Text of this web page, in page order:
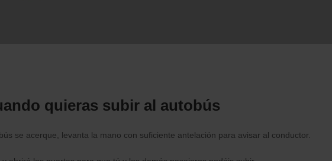
quieras subir al autobús
se acerque, levanta la mano con suficiente antelación para avisar al conductor.